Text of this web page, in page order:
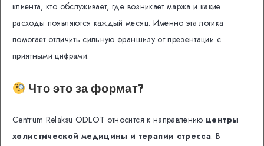
клиента, кто обслуживает, где возникает маржа и какие
расходы появляются каждый месяц. Именно эта логика
помогает отличить сильную франшизу от презентации с
приятными цифрами.
Что это за формат?
Centrum Relaksu ODLOT относится к направлению центры
холистической медицины и терапии стресса. В